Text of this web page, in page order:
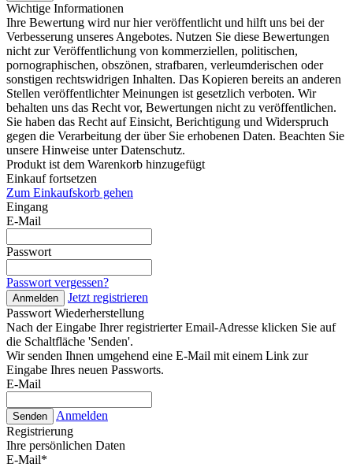
Wichtige Informationen
Ihre Bewertung wird nur hier veröffentlicht und hilft uns bei der
Verbesserung unseres Angebotes. Nutzen Sie diese Bewertungen
nicht zur Veröffentlichung von kommerziellen, politischen,
pornographischen, obszönen, strafbaren, verleumderischen oder
sonstigen rechtswidrigen Inhalten. Das Kopieren bereits an anderen
Stellen veröffentlichter Meinungen ist gesetzlich verboten. Wir
behalten uns das Recht vor, Bewertungen nicht zu veröffentlichen.
Sie haben das Recht auf Einsicht, Berichtigung und Widerspruch
gegen die Verarbeitung der über Sie erhobenen Daten. Beachten Sie
unsere Hinweise unter Datenschutz.
Produkt ist dem Warenkorb hinzugefügt
Einkauf fortsetzen
Zum Einkaufskorb gehen
Eingang
E-Mail
Passwort
Passwort vergessen?
Anmelden
Jetzt registrieren
Passwort Wiederherstellung
Nach der Eingabe Ihrer registrierter Email-Adresse klicken Sie auf
die Schaltfläche 'Senden'.
Wir senden Ihnen umgehend eine E-Mail mit einem Link zur
Eingabe Ihres neuen Passworts.
E-Mail
Senden
Anmelden
Registrierung
Ihre persönlichen Daten
E-Mail*